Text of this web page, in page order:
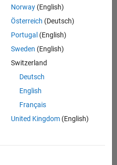
Norway(English)
Österreich (Deutsch)
Portugal (English)
Sweden (English)
Switzerland
Deutsch
English
Français
United Kingdom(English)